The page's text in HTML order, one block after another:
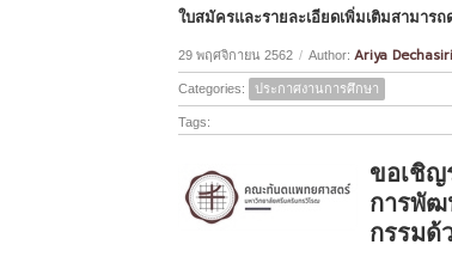
ใบสมัครและรายละเอียดเพิ่มเติมสามาร
29 พฤศจิกายน 2562 / Author: Ariya Dechasiri
Categories: ประกาศงานการศึกษา
Tags:
ขอเชิญ
การพัฒ
กรรมด้